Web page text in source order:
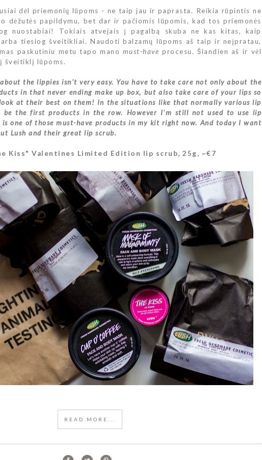
dėl priemonių lūpoms - ne taip jau ir paprasta. Reikia rūpintis ne
dėžutės papildymu, bet dar ir pačiomis lūpomis, kad tos priemonės
nuostabiai! Tokiais atvejais į pagalbą skuba ne kas kitas, kaip
tiesiog šveitikliai. Naudoti balzamų lūpoms aš taip ir neįpratau,
paskutiniu metu tapo mano must-haveprocesu. Šiandien aš ir vėl
šveitiklį lūpoms.
the lippies isn't very easy. You have to take care not only about the
in that never ending make up box, but also take care of your lips so
at their best on them! In the situations like that normally various lip
be the first products in the row. However I'm still not used to use lip
one of those must-have products in my kit right now. And today I want
Lush and their great lip scrub.
Kiss" Valentines Limited Edition lip scrub, 25g, ~€7
READ MORE...